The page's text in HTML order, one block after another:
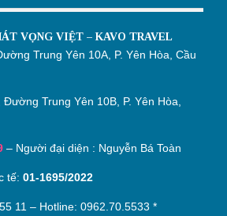
VỌNG VIỆT – KAVO TRAVEL
Trung Yên 10A, P. Yên Hòa, Cầu
Đường Trung Yên 10B, P. Yên Hòa,
– Người đại diện : Nguyễn Bá Toàn
tế:01-1695/2022
11 – Hotline:0962.70.5533 *